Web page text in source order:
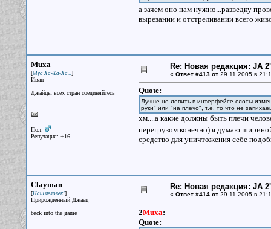
а зачем оно нам нужно...разведку
вырезании и отстреливании всего
Muxa
[Муа Ха-Ха-Ха...]
Иван
Джайцы всех стран соединяйтесь
Пол:
Репутация: +16
Re: Новая редакция: JA
« Ответ #413 от29.11.2005 в
Quote:
Лучше не лепить в интерфейсе слоты
руки" или "на плечо", т.е. то что не
хм....а какие должны быть плечи
перегрузом конечно) я думаю
средство для уничтожения себе
Clayman
[Наш человек!]
Прирожденный Джаец
back into the game
Re: Новая редакция: JA
« Ответ #414 от29.11.2005 в
2Muxa:
Quote: